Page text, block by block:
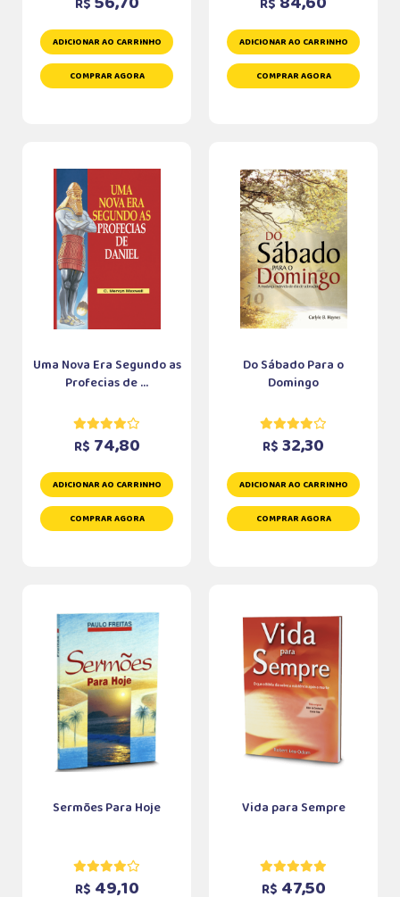
R$
ADICIONAR AO CARRINHO
COMPRAR AGORA
R$
ADICIONAR AO CARRINHO
COMPRAR AGORA
Uma Nova Era Segundo as
Profecias de ...
R$ 74,80
ADICIONAR AO CARRINHO
COMPRAR AGORA
Do Sábado Para o
Domingo
R$ 32,30
ADICIONAR AO CARRINHO
COMPRAR AGORA
Sermões Para Hoje
R$ 49,10
Vida para Sempre
R$ 47,50